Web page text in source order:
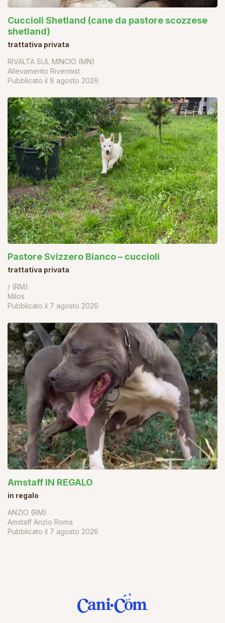
Cuccioli Shetland (cane da pastore scozzese
shetland)
trattativa privata
RIVALTA SUL MINCIO (MN)
Allevamento Rivermist
Pubblicato il 8 agosto 2026
Pastore Svizzero Bianco – cuccioli
trattativa privata
/ (RM)
Milos
Pubblicato il 7 agosto 2026
Amstaff IN REGALO
in regalo
ANZIO (RM)
Amstaff Anzio Roma
Pubblicato il 7 agosto 2026